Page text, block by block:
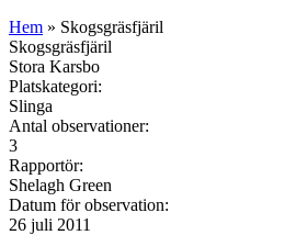
Hem » Skogsgräsfjäril
Skogsgräsfjäril
Stora Karsbo
Platskategori:
Slinga
Antal observationer:
3
Rapportör:
Shelagh Green
Datum för observation:
26 juli 2011